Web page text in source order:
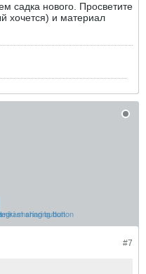
садка нового. Просветите
хочется) и материал
#7